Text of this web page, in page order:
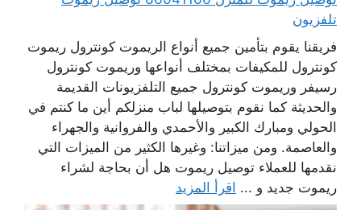
تلفزيون
فريقنا يقوم بتأمين جميع أنواع الريموت كونترول ريموت
كونترول للمكيفات بمختلف أنواعها وريموت كونترول
رسيفر وريموت كونترول جميع التلفزيونات القديمة
والحديثة كما نقوم بتوصيلها لباب منزلكم أين ما كنتم في
الحولي ومبارك الكبير والأحمدي والفروانية والجهراء
والعاصمة. ومن ميزاتنا: وغيرها الكثير من الميزات التي
نقدمها للعملاء توصيل ريموت هل أن بحاجة لشراء
ريموت جديد و ... اقرأ المزيد